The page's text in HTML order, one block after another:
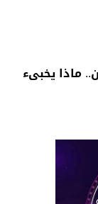
ماذا يخبىء